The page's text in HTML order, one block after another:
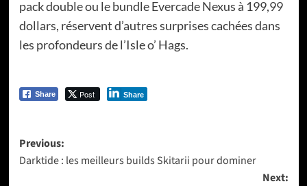
pack double ou le bundle Evercade Nexus à 199,99
dollars, réservent d’autres surprises cachées dans
les profondeurs de l’Isle o’ Hags.
Share Post Share
Post
navigation
Previous:
Darktide : les meilleurs builds Skitarii pour dominer
Next: